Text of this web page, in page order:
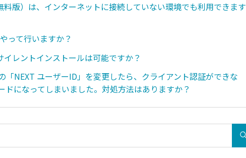
料版）は、インターネットに接続していない環境でも利用できます
って行いますか？
イレントインストールは可能ですか？
「NEXT ユーザーID」を変更したら、クライアント認証ができな
ドになってしまいました。対処方法はありますか？